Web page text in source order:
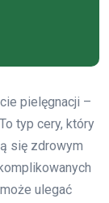
pielęgnacji –
typ cery, który
się zdrowym
ulegać